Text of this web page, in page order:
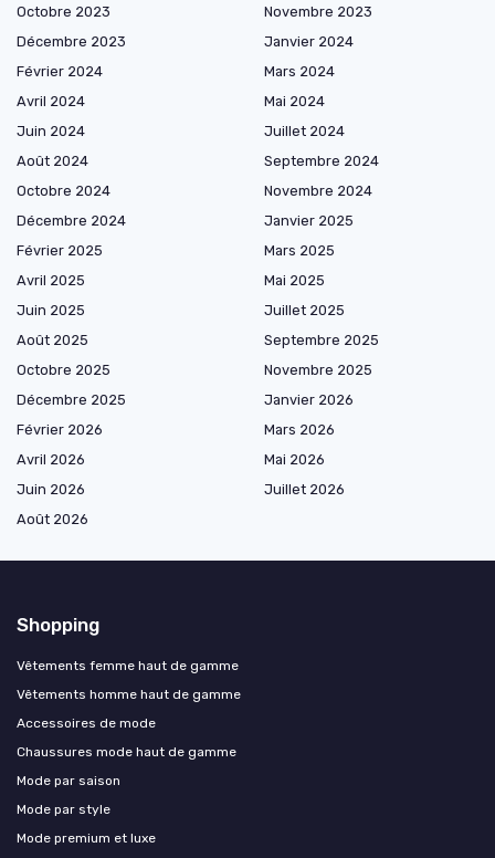
Octobre 2023
Novembre 2023
Décembre 2023
Janvier 2024
Février 2024
Mars 2024
Avril 2024
Mai 2024
Juin 2024
Juillet 2024
Août 2024
Septembre 2024
Octobre 2024
Novembre 2024
Décembre 2024
Janvier 2025
Février 2025
Mars 2025
Avril 2025
Mai 2025
Juin 2025
Juillet 2025
Août 2025
Septembre 2025
Octobre 2025
Novembre 2025
Décembre 2025
Janvier 2026
Février 2026
Mars 2026
Avril 2026
Mai 2026
Juin 2026
Juillet 2026
Août 2026
Shopping
Vêtements femme haut de gamme
Vêtements homme haut de gamme
Accessoires de mode
Chaussures mode haut de gamme
Mode par saison
Mode par style
Mode premium et luxe